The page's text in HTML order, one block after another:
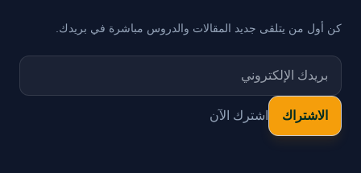
كن أول من يتلقى جديد المقالات والدروس مباشرة في بريدك.
اشترك الآن